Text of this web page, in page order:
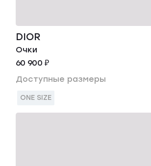
DIOR
Очки
60 900 ₽
Доступные размеры
ONE SIZE